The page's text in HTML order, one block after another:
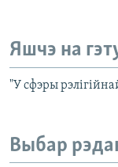
Яшчэ на
"У сфэры
Выбар